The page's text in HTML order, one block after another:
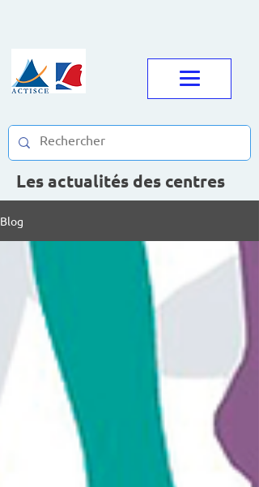
Les actualités des centres
Blog